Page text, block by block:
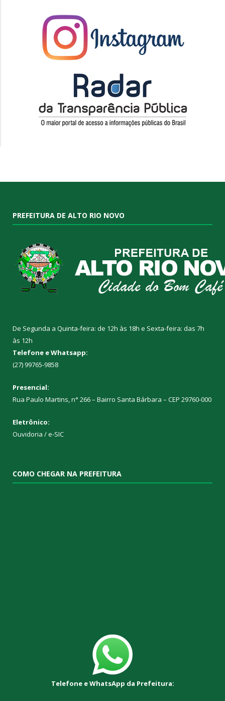
PREFEITURA DE ALTO RIO NOVO
De Segunda a Quinta-feira: de 12h às 18h e Sexta-feira: das 7h
às 12h
Telefone e Whatsapp:
(27) 99765-9858
Presencial:
Rua Paulo Martins, n° 266 – Bairro Santa Bárbara – CEP 29760-000
Eletrônico:
Ouvidoria /e-SIC
COMO CHEGAR NA PREFEITURA
Telefone e WhatsApp da Prefeitura: